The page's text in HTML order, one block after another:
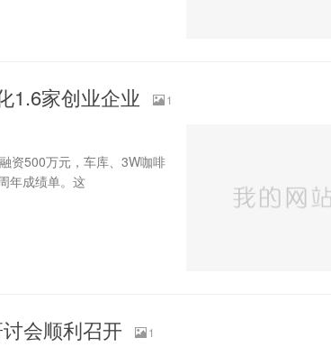
1.6家创业企业
1
资500万元，车库、3W咖啡
年成绩单。这
会顺利召开
1